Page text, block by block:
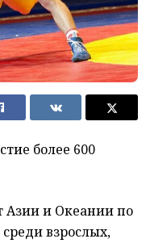
более 600
Азии и Океании по
взрослых,